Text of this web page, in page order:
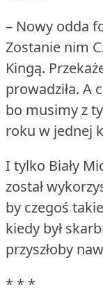
– Nowy odda
Zostanie nim
Kingą.
prowadziła. A
bo musimy z
roku w jednej
I tylko Biały
został
by czegoś
kiedy był
przyszłoby
* * *